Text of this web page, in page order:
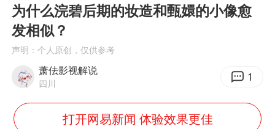
台风白海豚或在华东沿海登陆
沙特否认与胡塞武装举行会谈
为什么浣碧后期的妆造和甄嬛的小像愈
发相似？
声明：个人原创，仅供参考
萧佉影视解说
四川 1
打开网易新闻 体验效果更佳